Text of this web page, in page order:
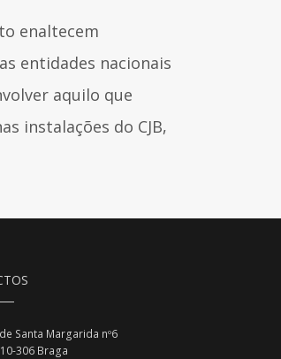
enaltecem
entidades nacionais
aquilo que
instalações do CJB,
Santa Margarida nº6
306 Braga